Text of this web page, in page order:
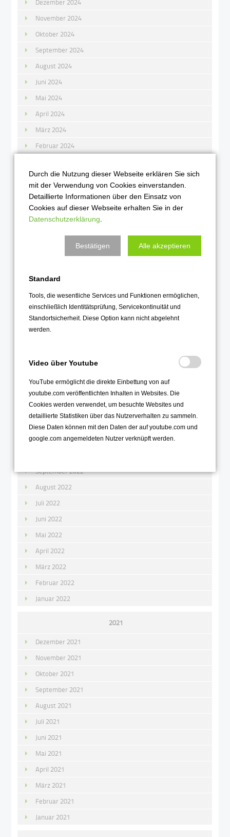
Dezember 2024
November 2024
Oktober 2024
September 2024
August 2024
Juni 2024
Mai 2024
April 2024
März 2024
Februar 2024
2023
Dezember 2023
November 2023
Oktober 2023
Juni 2023
Mai 2023
April 2023
Februar 2023
Januar 2023
2022
Dezember 2022
November 2022
September 2022
August 2022
Juli 2022
Juni 2022
Mai 2022
April 2022
März 2022
Februar 2022
Januar 2022
2021
Dezember 2021
November 2021
Oktober 2021
September 2021
August 2021
Juli 2021
Juni 2021
Mai 2021
April 2021
März 2021
Februar 2021
Januar 2021
Durch die Nutzung dieser Webseite erklären Sie sich
mit der Verwendung von Cookies einverstanden.
Detaillierte Informationen über den Einsatz von
Cookies auf dieser Webseite erhalten Sie in der
Datenschutzerklärung
Bestätigen Alle akzeptieren
Standard
Tools, die wesentliche Services und Funktionen ermöglichen,
einschließlich Identitätsprüfung, Servicekontinuität und
Standortsicherheit. Diese Option kann nicht abgelehnt
werden.
Video über Youtube
YouTube ermöglicht die direkte Einbettung von auf
youtube.com veröffentlichten Inhalten in Websites. Die
Cookies werden verwendet, um besuchte Websites und
detaillierte Statistiken über das Nutzerverhalten zu sammeln.
Diese Daten können mit den Daten der auf youtube.com und
google.com angemeldeten Nutzer verknüpft werden.